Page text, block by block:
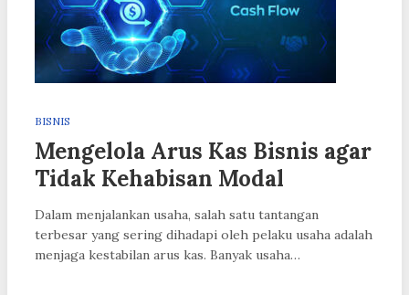
BISNIS
Mengelola Arus Kas Bisnis agar
Tidak Kehabisan Modal
Dalam menjalankan usaha, salah satu tantangan
terbesar yang sering dihadapi oleh pelaku usaha adalah
menjaga kestabilan arus kas. Banyak usaha…